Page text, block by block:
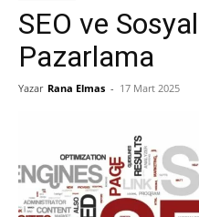
SEO ve
Pazarlama
Yazar Rana Elmas - 17 Mart 2025